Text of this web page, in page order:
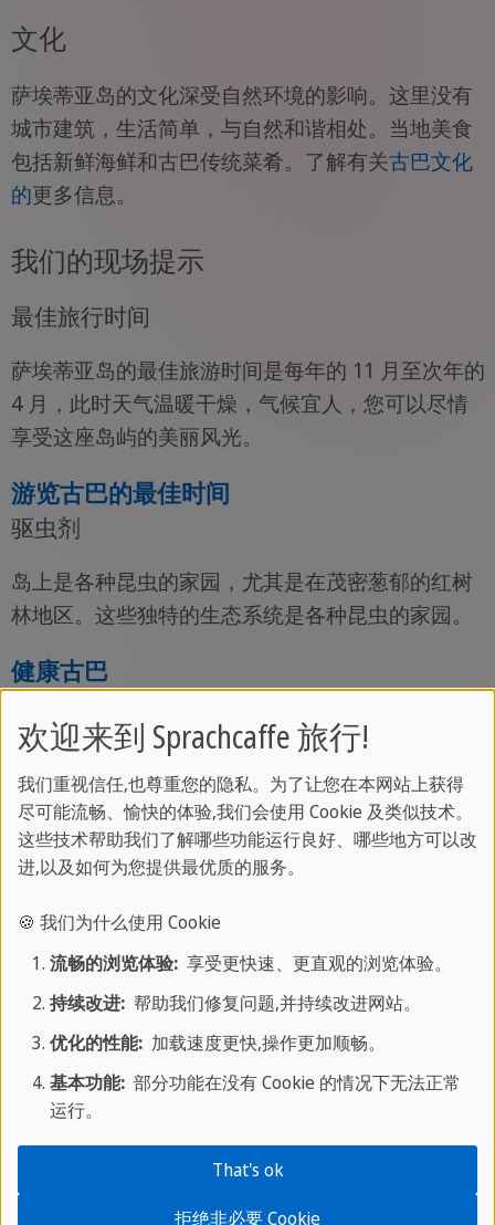
文化
萨埃蒂亚岛的文化深受自然环境的影响。这里没有
城市建筑，生活简单，与自然和谐相处。当地美食
包括新鲜海鲜和古巴传统菜肴。了解有关古巴文化
的更多信息。
我们的现场提示
最佳旅行时间
萨埃蒂亚岛的最佳旅游时间是每年的 11 月至次年的
4 月，此时天气温暖干燥，气候宜人，您可以尽情
享受这座岛屿的美丽风光。
游览古巴的最佳时间
驱虫剂
岛上是各种昆虫的家园，尤其是在茂密葱郁的红树
林地区。这些独特的生态系统是各种昆虫的家园。
健康古巴
舒适的徒步旅行靴是在岛上广阔多样的自然保护区
进行探险和长途徒步旅行的理想选择。
行李清单 古巴
酒店 Cayo Saetía
在萨埃蒂亚岛及周边地区有多种住宿选择，从乡村
平房到附近霍尔金镇（Holguín）和瓜尔达拉瓦卡镇
（Guardalavaca）的舒适酒店，应有尽有。
在卡约-萨埃蒂亚岛上，简易的卡约-萨埃蒂亚酒店
（Hotel Cayo Saetía）提供宽敞的客房、酒吧、海
滩烧烤场、商店和供应异国美食的餐厅。黄昏时
欢迎来到 Sprachcaffe 旅行!
我们重视信任,也尊重您的隐私。为了让您在本网站上获得
尽可能流畅、愉快的体验,我们会使用 Cookie 及类似技术。
这些技术帮助我们了解哪些功能运行良好、哪些地方可以改
进,以及如何为您提供最优质的服务。
🍪 我们为什么使用 Cookie
流畅的浏览体验:享受更快速、更直观的浏览体验。
持续改进:帮助我们修复问题,并持续改进网站。
优化的性能:加载速度更快,操作更加顺畅。
基本功能:部分功能在没有 Cookie 的情况下无法正常
运行。
拒绝非必要 Cookie
That's ok